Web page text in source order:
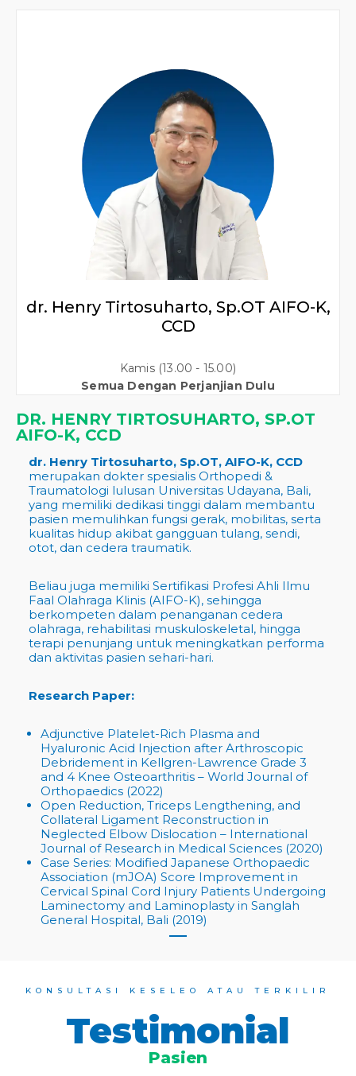
dr. Henry Tirtosuharto, Sp.OT AIFO-K,
CCD
Kamis (13.00 - 15.00)
Semua Dengan Perjanjian Dulu
DR. HENRY TIRTOSUHARTO, SP.OT
AIFO-K, CCD
dr. Henry Tirtosuharto, Sp.OT, AIFO-K, CCD
merupakan dokter spesialis Orthopedi &
Traumatologi lulusan Universitas Udayana, Bali,
yang memiliki dedikasi tinggi dalam membantu
pasien memulihkan fungsi gerak, mobilitas, serta
kualitas hidup akibat gangguan tulang, sendi,
otot, dan cedera traumatik.
Beliau juga memiliki Sertifikasi Profesi Ahli Ilmu
Faal Olahraga Klinis (AIFO-K), sehingga
berkompeten dalam penanganan cedera
olahraga, rehabilitasi muskuloskeletal, hingga
terapi penunjang untuk meningkatkan performa
dan aktivitas pasien sehari-hari.
Research Paper:
Adjunctive Platelet-Rich Plasma and
Hyaluronic Acid Injection after Arthroscopic
Debridement in Kellgren-Lawrence Grade 3
and 4 Knee Osteoarthritis – World Journal of
Orthopaedics (2022)
Open Reduction, Triceps Lengthening, and
Collateral Ligament Reconstruction in
Neglected Elbow Dislocation – International
Journal of Research in Medical Sciences (2020)
Case Series: Modified Japanese Orthopaedic
Association (mJOA) Score Improvement in
Cervical Spinal Cord Injury Patients Undergoing
Laminectomy and Laminoplasty in Sanglah
General Hospital, Bali (2019)
KONSULTASI KESELEO ATAU TERKILIR
Testimonial
Pasien